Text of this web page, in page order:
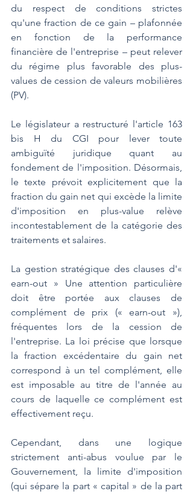
du respect de conditions strictes
qu'une fraction de ce gain – plafonnée
en fonction de la performance
financière de l'entreprise – peut relever
du régime plus favorable des plus-
values de cession de valeurs mobilières
(PV).
Le législateur a restructuré l'article 163
bis H du CGI pour lever toute
ambiguïté juridique quant au
fondement de l'imposition. Désormais,
le texte prévoit explicitement que la
fraction du gain net qui excède la limite
d'imposition en plus-value relève
incontestablement de la catégorie des
traitements et salaires.
La gestion stratégique des clauses d'«
earn-out » Une attention particulière
doit être portée aux clauses de
complément de prix (« earn-out »),
fréquentes lors de la cession de
l'entreprise. La loi précise que lorsque
la fraction excédentaire du gain net
correspond à un tel complément, elle
est imposable au titre de l'année au
cours de laquelle ce complément est
effectivement reçu.
Cependant, dans une logique
strictement anti-abus voulue par le
Gouvernement, la limite d'imposition
(qui sépare la part « capital » de la part